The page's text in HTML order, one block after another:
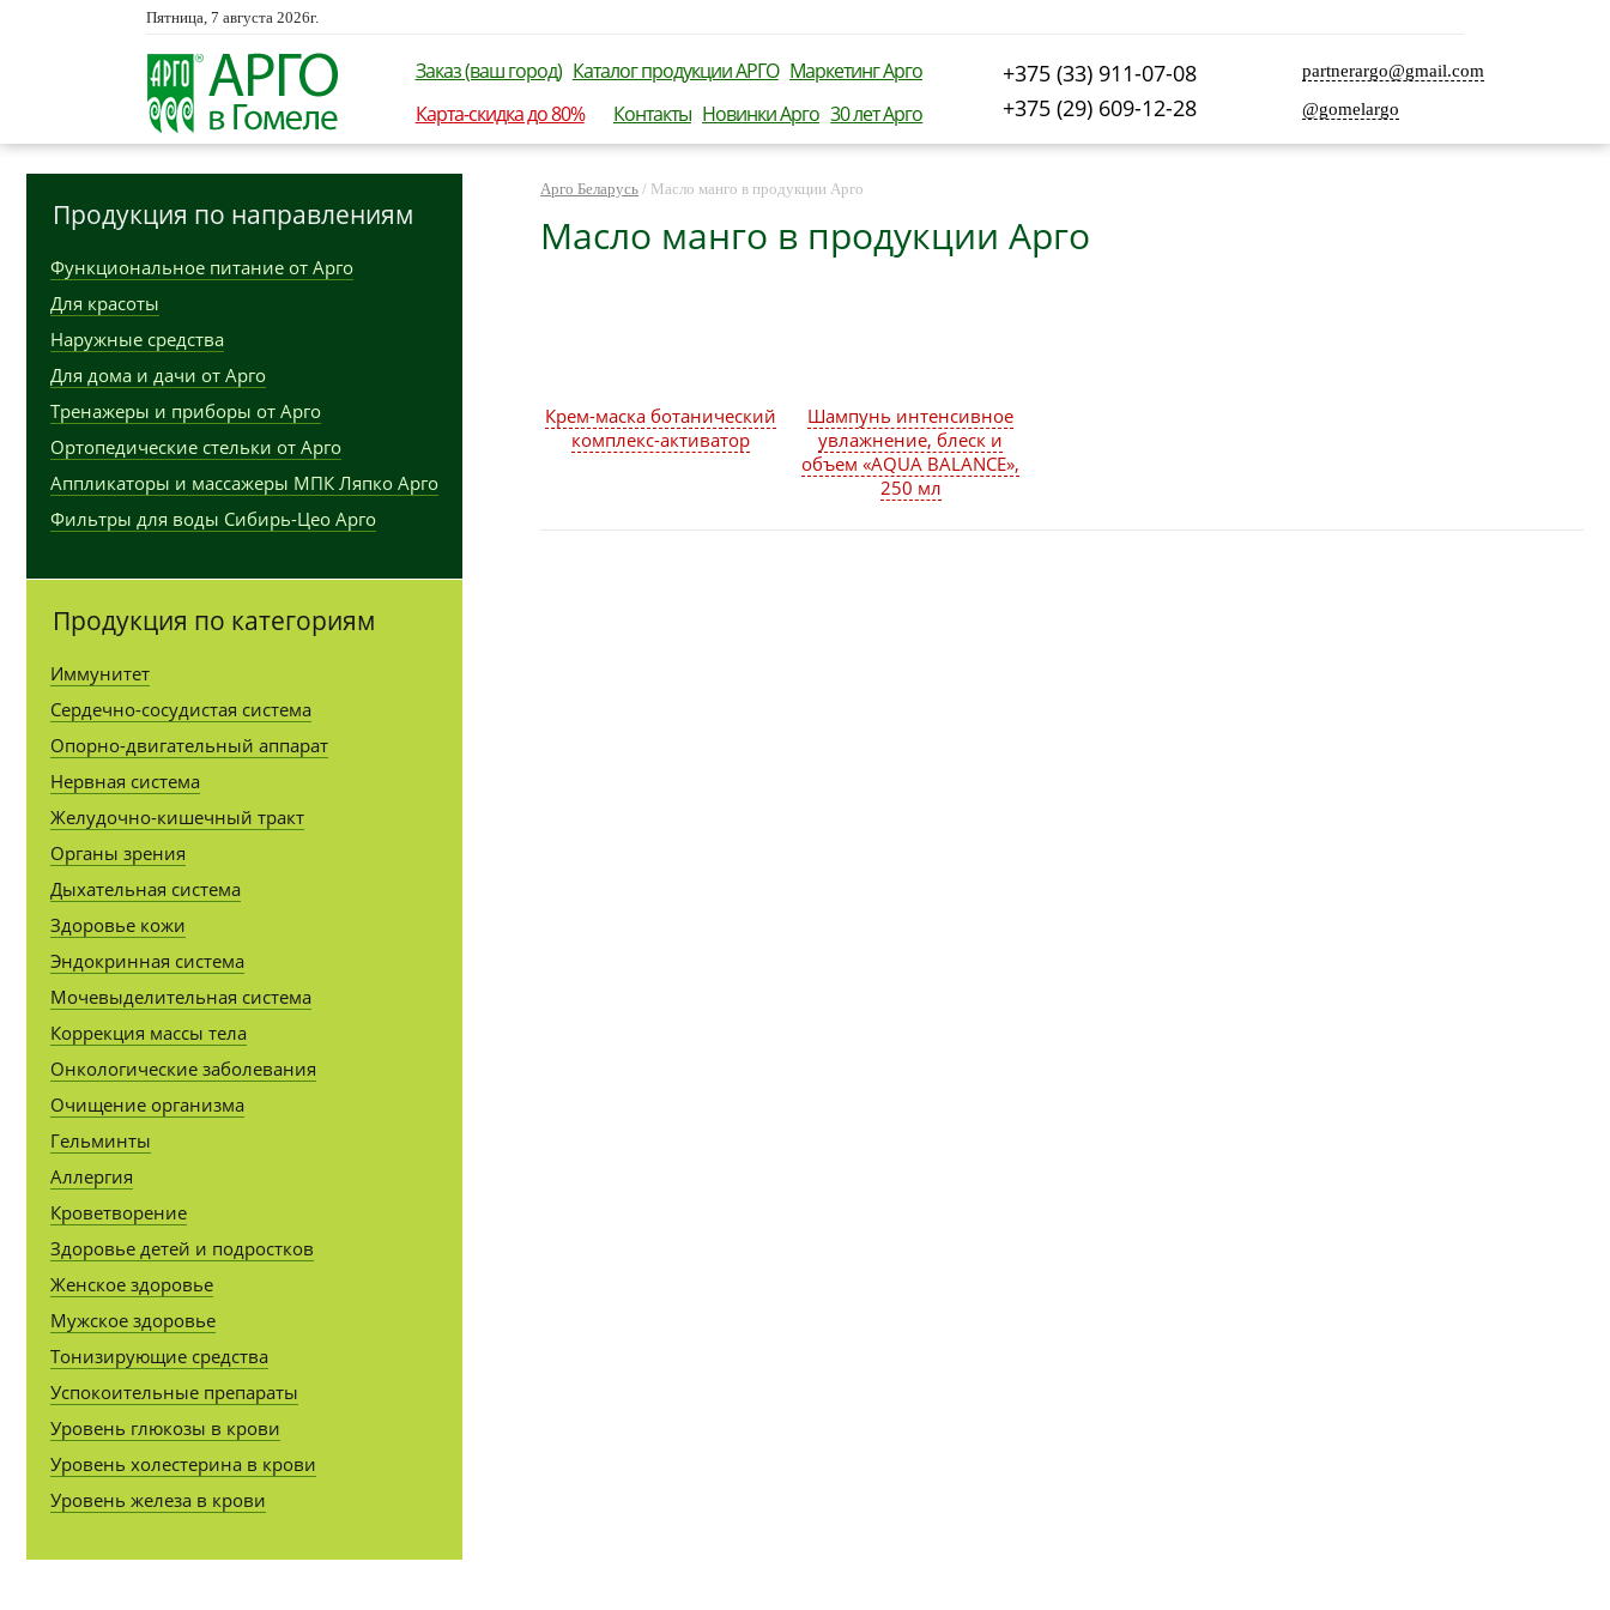
Пятница, 7 августа 2026г.
Заказ (ваш город) Каталог продукции АРГО Маркетинг Арго
Карта-скидка до 80%
Контакты Новинки Арго 30 лет Арго
partnerargo@gmail.com
@gomelargo
+375 (33) 911-07-08
+375 (29) 609-12-28
Арго Беларусь / Масло манго в продукции Арго
Масло манго в продукции Арго
Крем-маска ботанический
комплекс-активатор
Шампунь интенсивное
увлажнение, блеск и
объем «AQUA BALANCE»,
250 мл
Продукция по направлениям
Функциональное питание от Арго
Для красоты
Наружные средства
Для дома и дачи от Арго
Тренажеры и приборы от Арго
Ортопедические стельки от Арго
Аппликаторы и массажеры МПК Ляпко Арго
Фильтры для воды Сибирь-Цео Арго
Продукция по категориям
Иммунитет
Сердечно-сосудистая система
Опорно-двигательный аппарат
Нервная система
Желудочно-кишечный тракт
Органы зрения
Дыхательная система
Здоровье кожи
Эндокринная система
Мочевыделительная система
Коррекция массы тела
Онкологические заболевания
Очищение организма
Гельминты
Аллергия
Кроветворение
Здоровье детей и подростков
Женское здоровье
Мужское здоровье
Тонизирующие средства
Успокоительные препараты
Уровень глюкозы в крови
Уровень холестерина в крови
Уровень железа в крови